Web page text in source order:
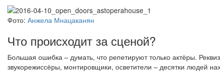
Фото: Анжела Мнацаканян
Что происходит за сценой?
Большая ошибка – думать, что репетируют только актёры.
звукорежиссёры, монтировщики, осветители – десятки людей